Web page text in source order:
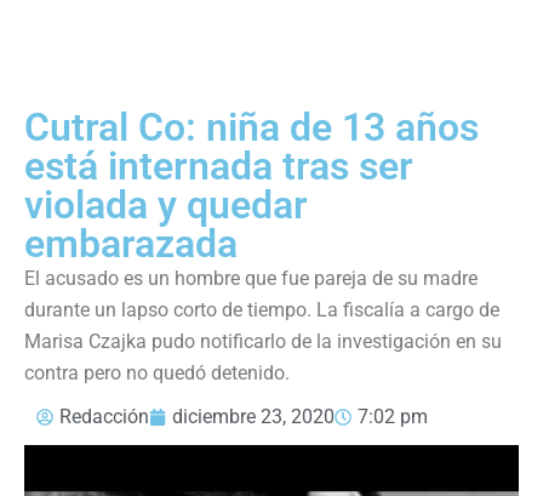
Cutral Co: niña de 13 años
está internada tras ser
violada y quedar
embarazada
El acusado es un hombre que fue pareja de su madre
durante un lapso corto de tiempo. La fiscalía a cargo de
Marisa Czajka pudo notificarlo de la investigación en su
contra pero no quedó detenido.
Redacción
diciembre 23, 2020 7:02 pm